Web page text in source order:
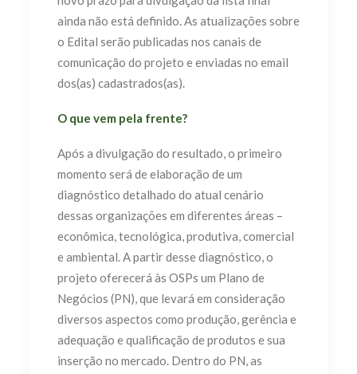
ainda não está definido. As atualizações sobre
o Edital serão publicadas nos canais de
comunicação do projeto e enviadas no email
dos(as) cadastrados(as).
O que vem pela frente?
Após a divulgação do resultado, o primeiro
momento será de elaboração de um
diagnóstico detalhado do atual cenário
dessas organizações em diferentes áreas –
econômica, tecnológica, produtiva, comercial
e ambiental. A partir desse diagnóstico, o
projeto oferecerá às OSPs um Plano de
Negócios (PN), que levará em consideração
diversos aspectos como produção, gerência e
adequação e qualificação de produtos e sua
inserção no mercado. Dentro do PN, as